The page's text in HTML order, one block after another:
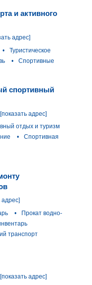
и активного
адрес]
•
Туристическое
•
Спортивные
спортивный
[показать адрес]
отдых и туризм
•
Спортивная
адрес]
•
Прокат водно-
транспорт
[показать адрес]